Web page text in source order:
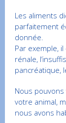
Les aliments
parfaitement
donnée.
Par exemple,
rénale,
pancréatique,
Nous pouvons
votre animal,
nous avons